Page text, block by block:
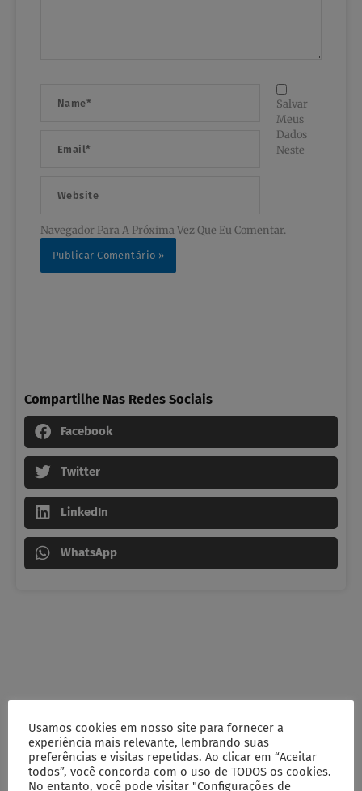
Salvar
Meus
Dados
Neste
Navegador Para A Próxima Vez Que Eu Comentar.
Compartilhe Nas Redes Sociais
Facebook
Twitter
LinkedIn
WhatsApp
Usamos cookies em nosso site para fornecer a
experiência mais relevante, lembrando suas
preferências e visitas repetidas. Ao clicar em “Aceitar
todos”, você concorda com o uso de TODOS os cookies.
No entanto, você pode visitar "Configurações de